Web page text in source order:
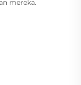
mereka.